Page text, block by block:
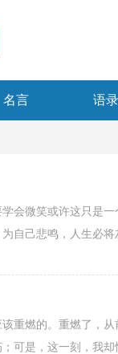
名言 语录
会微笑或许这只是
自己悲鸣，人生必将
重燃的。重燃了，
可是，这一刻，我却